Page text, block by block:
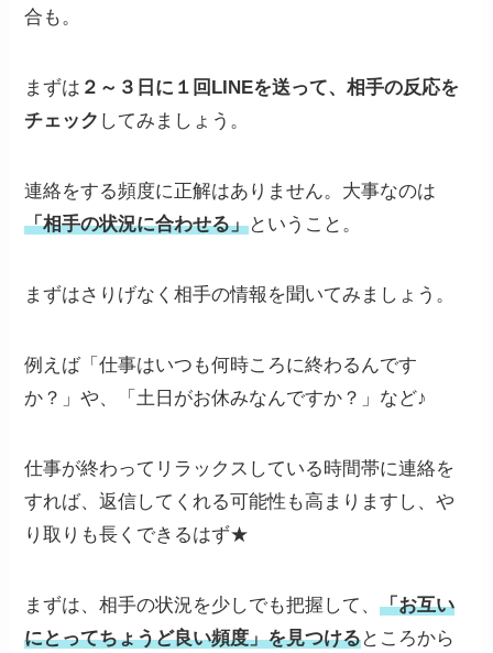
合も。
まずは ２～３日に１回LINEを送って、相手の反応を
チェック してみましょう。
連絡をする頻度に正解はありません。大事なのは
「相手の状況に合わせる」ということ。
まずはさりげなく相手の情報を聞いてみましょう。
例えば「仕事はいつも何時ころに終わるんです
か？」や、「土日がお休みなんですか？」など♪
仕事が終わってリラックスしている時間帯に連絡を
すれば、返信してくれる可能性も高まりますし、や
り取りも長くできるはず★
まずは、相手の状況を少しでも把握して、「お互い
にとってちょうど良い頻度」を見つけるところから